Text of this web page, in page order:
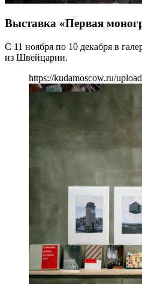
Выставка «Первая
С 11 ноября по 10 декабря в
из Швейцарии.
https://kudamoscow.ru/